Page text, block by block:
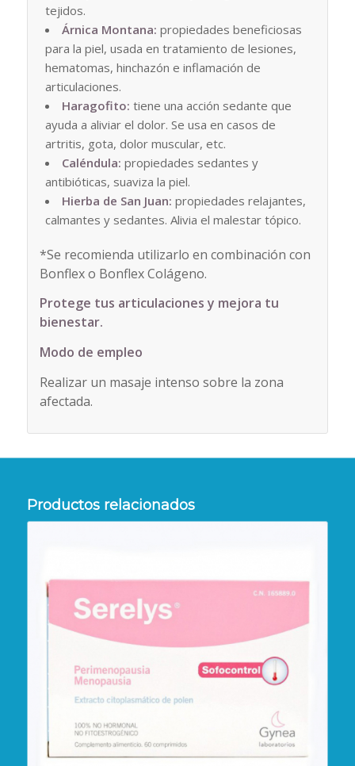
tejidos.
Árnica Montana: propiedades beneficiosas
para la piel, usada en tratamiento de lesiones,
hematomas, hinchazón e inflamación de
articulaciones.
Haragofito: tiene una acción sedante que
ayuda a aliviar el dolor. Se usa en casos de
artritis, gota, dolor muscular, etc.
Caléndula: propiedades sedantes y
antibióticas, suaviza la piel.
Hierba de San Juan: propiedades relajantes,
calmantes y sedantes. Alivia el malestar tópico.
*Se recomienda utilizarlo en combinación con
Bonflex o Bonflex Colágeno.
Protege tus articulaciones y mejora tu
bienestar.
Modo de empleo
Realizar un masaje intenso sobre la zona
afectada.
Productos relacionados